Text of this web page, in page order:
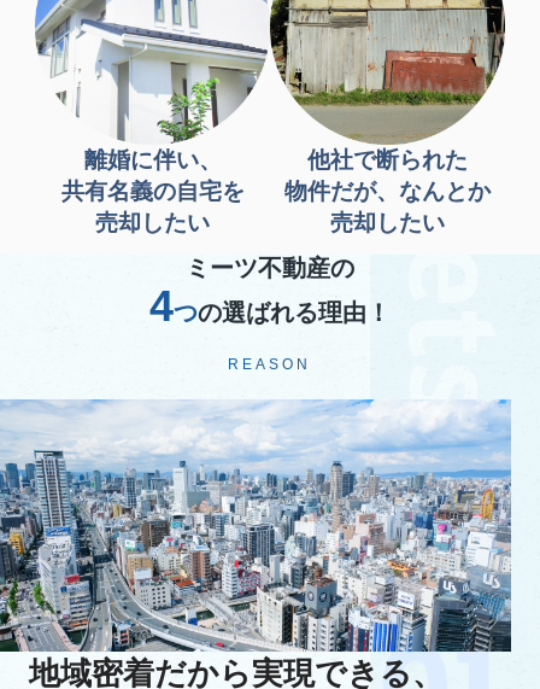
離婚に伴い、
共有名義の自宅を
売却したい
他社で断られた
物件だが、なんとか
売却したい
ミーツ不動産の
4つの選ばれる理由！
REASON
地域密着だから実現できる、